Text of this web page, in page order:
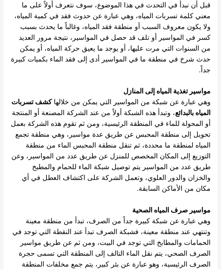
قبل أن نبدأ في التحدث في هذا الموضوع، سوف نتعرف أولاً على ما
معني كلمة تسربات المياه، وهي عبارة عن حدوث فقد في كمية المياه،
ولا يكون معروف السبب أو منطقة فقد المياه، وغالباً ما يحدث بسبب
كسر في المواسير أو تلف قد حصل في المواسير، نتيجة مرور العديد
من السنوات التي مرت عليها، أو يوجد ما يعيق حركة المياه، أو يمكن
حدث شرخ في منطقة ما في المواسير أدى إلى فقد الماء بكميات كبيرة
جداً.
مواسير تغذية المياه إلى المنازل
وهي عبارة عن شبكة من المواسير التي يمكن من خلالهاكشف تسربات
المياه بالبدائع، وتبدأ هذه الشبكة أولاً من عند الشركة المصنعة أو المنتجة
أو المحولة للماء في المنطقة الرئيسية، ومن ثم تقوم هذه الشركة بعمل
تحويل إلى منطقة المحبس عن طريق عدة مواسير، وهي منطقة تجمع
المياه لمنطقة ما محددة، ثم تنقل منطقة المحبس الماء من منطقة
التوزيع إلى المكان المخصص للمنزل عن طريق عدد من المواسير، وعن
طريق عدد من المواسير يتم توصيل شبكة الماء للحمام والمطبخ
والخزان والدور العلوي، وتعمل الشركة على اكتشاف العطل في أي
مكان من الأماكن السابقة.
مواسير صرف المياه الصحية
وهي عبارة عن شبكة كبيرة جداً من الصرف، تبدأ من منطقة معينة
وتنتهي عند منطقة معينة، فشبكة الصرف تبدأ عند النقطة التي توجد في
الحمامات والمطابخ التي توجد في البيت، ومن ثم عن طريق مواسير
الصرف الصحي، يتم نقل الماء التالف إلى المنطقة التي تسمى حجرة
الصرف الرئيسية، وهو عبارة عن بئر كبير، يتم جمع مخلفات المنطقة